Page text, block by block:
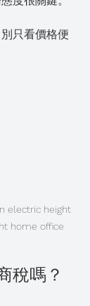
只看價格便
electric height
home office
稅嗎？